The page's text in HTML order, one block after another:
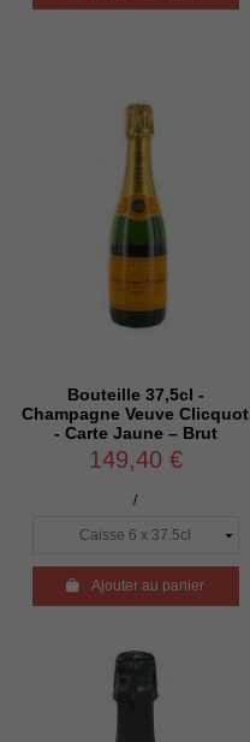
Bouteille 37,5cl -
Champagne Veuve Clicquot
- Carte Jaune – Brut
149,40 €
/
Ajouter au panier